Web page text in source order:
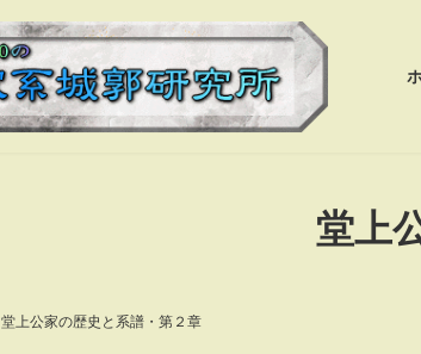
堂上
堂上公家の歴史と系譜・第２章